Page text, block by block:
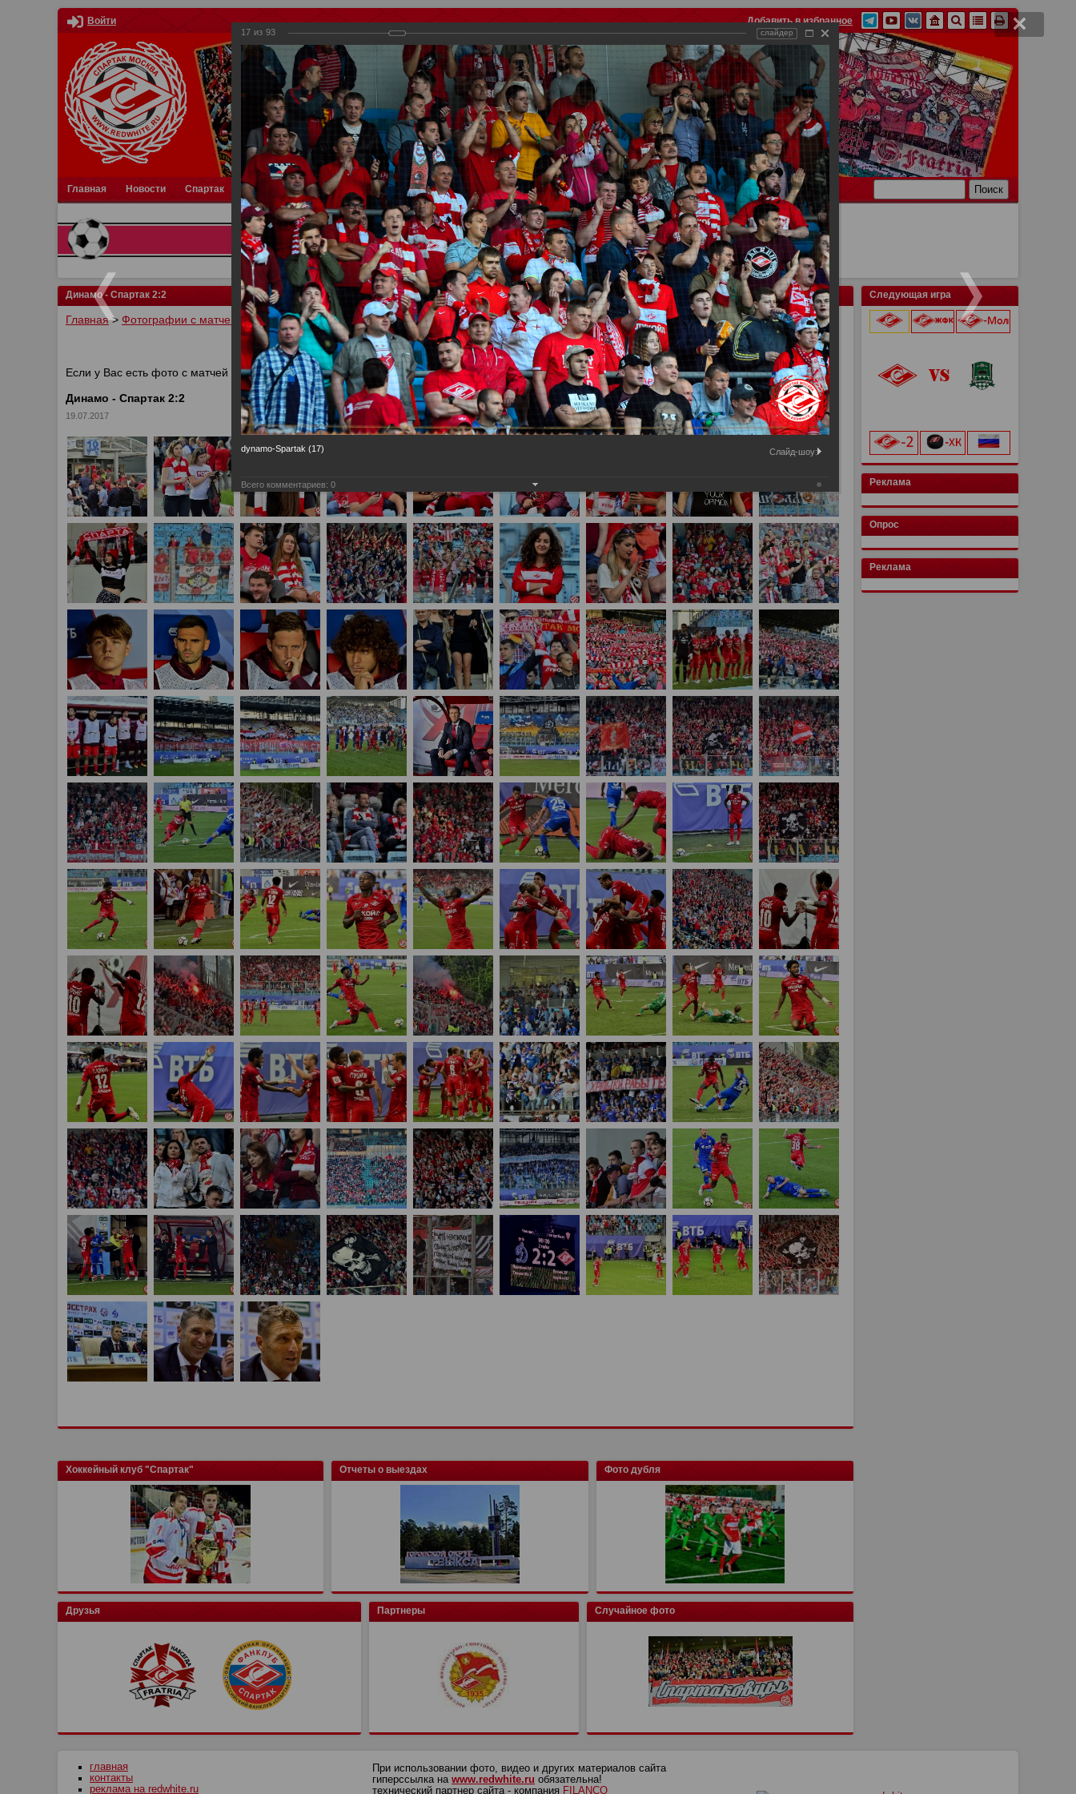
Войти Добавить в избранное
Главная Новости Спартак Турниры Фотки Отчеты Видео Фанату Стадионы О футболе КБ Форум Ссылки Связь
Динамо - Спартак 2:2
Главная> Фотографии с матчей Спартака, Сборной Росиии>ФК Спартак>Сезон 2017/2018>Динамо - Спартак 2:2
Уважаемые посетители нашего сайта!
Если у Вас есть фото с матчей
Спартака, высылайте нам напочтумы обязательно разместим их в этом разделе.
Динамо - Спартак 2:2
19.07.2017
Хоккейный клуб "Спартак" Отчеты о выездах Фото дубля
Друзья Партнеры Случайное фото
Следующая игра
Реклама
Опрос
Реклама
главная
контакты
реклама на redwhite.ru
При использовании фото, видео и других материалов сайта
гиперссылка на www.redwhite.ru обязательна!
технический партнер сайта - компания FILANCO
17 из 93 слайдер
dynamo-Spartak (17) Слайд-шоу:
Всего комментариев: 0